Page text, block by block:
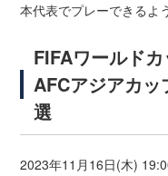
本代表でプレーできるよ
FIFAワールド
AFCアジアカ
選
2023年11月16日(木)